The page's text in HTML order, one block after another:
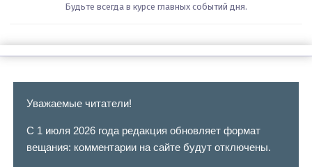
Будьте всегда в курсе главных событий дня.
Уважаемые читатели!
С 1 июля 2026 года редакция обновляет формат
вещания: комментарии на сайте будут отключены.